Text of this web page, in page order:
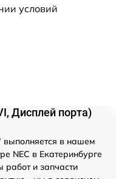
условий
Дисплей порта)
выполняется в нашем
NEC в Екатеринбурге
и запчасти